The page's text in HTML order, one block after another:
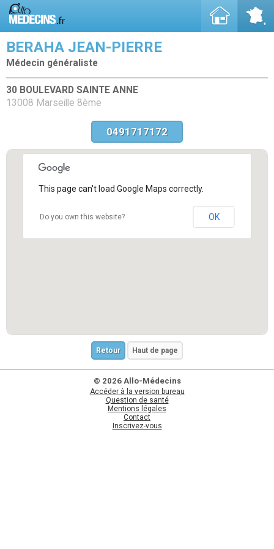
BERAHA JEAN-PIERRE
Médecin généraliste
30 BOULEVARD SAINTE ANNE
13008 Marseille 8ème
0491717172
This page can't load Google Maps correctly.
Do you own this website? OK
Retour Haut de page
© 2026 Allo-Médecins
Accéder à la version bureau
Question de santé
Mentions légales
Contact
Inscrivez-vous